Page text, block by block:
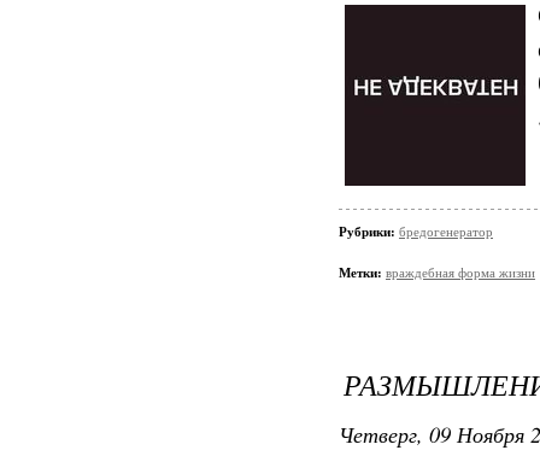
Рубрики: бредогенератор
Метки: враждебная форма жизни
Четверг, 09 Ноября